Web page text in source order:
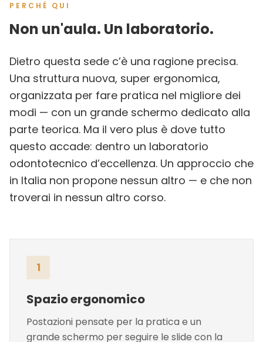
PERCHÉ QUI
Non un'aula. Un laboratorio.
Dietro questa sede c’è una ragione precisa.
Una struttura nuova, super ergonomica,
organizzata per fare pratica nel migliore dei
modi — con un grande schermo dedicato alla
parte teorica. Ma il vero plus è dove tutto
questo accade: dentro un laboratorio
odontotecnico d’eccellenza. Un approccio che
in Italia non propone nessun altro — e che non
troverai in nessun altro corso.
1
Spazio ergonomico
Postazioni pensate per la pratica e un
grande schermo per seguire le slide con la